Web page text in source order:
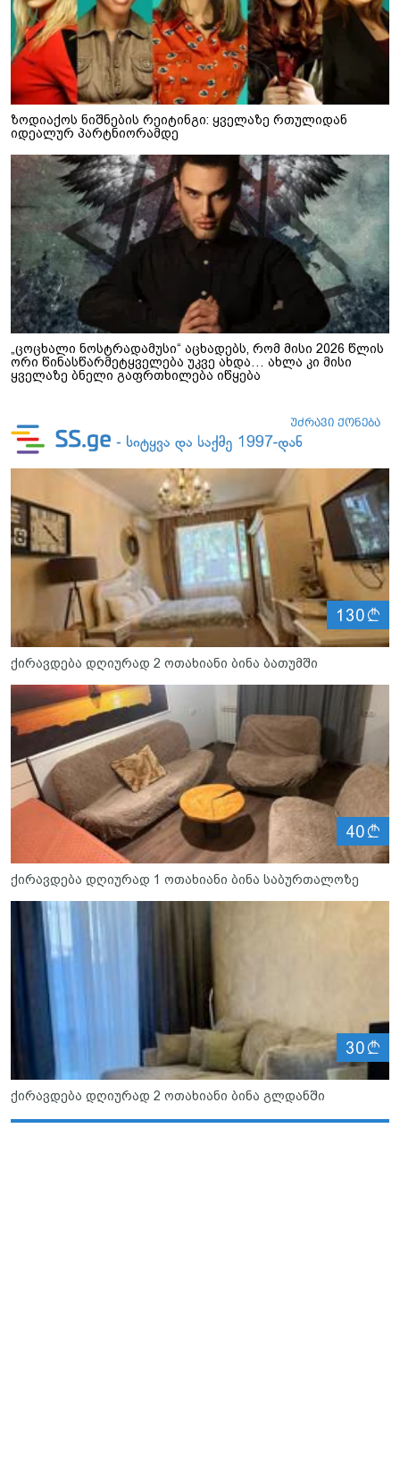
ზოდიაქოს ნიშნების რეიტინგი: ყველაზე რთულიდან
იდეალურ პარტნიორამდე
„ცოცხალი ნოსტრადამუსი“ აცხადებს, რომ მისი 2026 წლის
ორი წინასწარმეტყველება უკვე ახდა… ახლა კი მისი
ყველაზე ბნელი გაფრთხილება იწყება
130
ქირავდება დღიურად 2 ოთახიანი ბინა ბათუმში
40
ქირავდება დღიურად 1 ოთახიანი ბინა საბურთალოზე
30
ქირავდება დღიურად 2 ოთახიანი ბინა გლდანში